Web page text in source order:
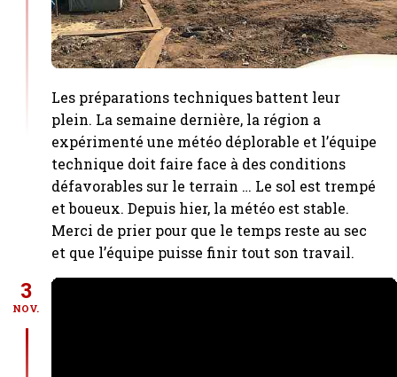
Les préparations techniques battent leur
plein. La semaine dernière, la région a
expérimenté une météo déplorable et l’équipe
technique doit faire face à des conditions
défavorables sur le terrain … Le sol est trempé
et boueux. Depuis hier, la météo est stable.
Merci de prier pour que le temps reste au sec
et que l’équipe puisse finir tout son travail.
3
NOV.